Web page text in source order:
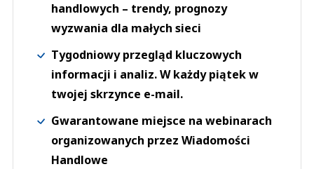
handlowych – trendy, prognozy
wyzwania dla małych sieci
Tygodniowy przegląd kluczowych
informacji i analiz. W każdy piątek w
twojej skrzynce e-mail.
Gwarantowane miejsce na webinarach
organizowanych przez Wiadomości
Handlowe